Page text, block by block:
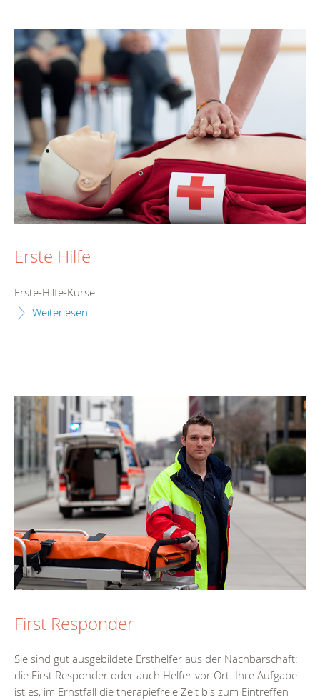
Erste Hilfe
Erste-Hilfe-Kurse
Weiterlesen
First Responder
Sie sind gut ausgebildete Ersthelfer aus der Nachbarschaft:
die First Responder oder auch Helfer vor Ort. Ihre Aufgabe
ist es, im Ernstfall die therapiefreie Zeit bis zum Eintreffen